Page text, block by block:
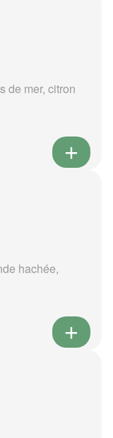
de mer, citron
hachée,